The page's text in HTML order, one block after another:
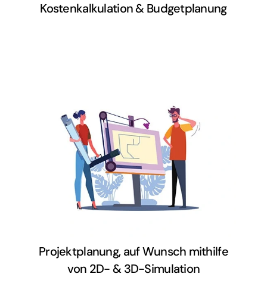
Kostenkalkulation & Budgetplanung
Projektplanung, auf Wunsch mithilfe
von 2D- & 3D-Simulation
Der Umfang der Arbeiten und
Veränderungen ist für euch nur
schwer vorstellbar? Wir
veranschaulichen sie euch
nachvollziehbar und transparent.